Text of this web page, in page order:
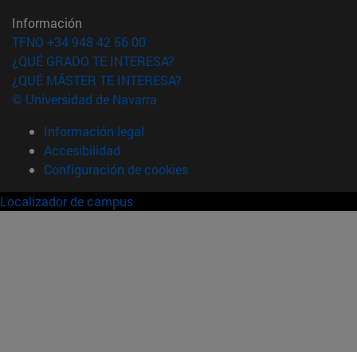
Información
TFNO +34 948 42 56 00
¿QUÉ GRADO TE INTERESA?
¿QUÉ MÁSTER TE INTERESA?
© Universidad de Navarra
Información legal
Accesibilidad
Configuración de cookies
Localizador de campus